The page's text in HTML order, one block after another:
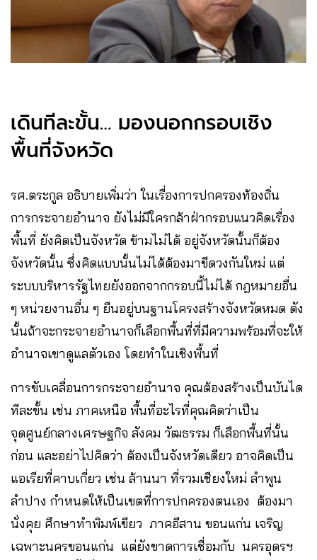
เดินทีละขั้น… มองนอกกรอบเชิง
พื้นที่จังหวัด
รศ.ตระกูล อธิบายเพิ่มว่า ในเรื่องการปกครองท้องถิ่น
การกระจายอำนาจ ยังไม่มีใครกล้าฝ่ากรอบแนวคิดเรื่อง
พื้นที่ ยังคิดเป็นจังหวัด ข้ามไม่ได้ อยู่จังหวัดนั้นก็ต้อง
จังหวัดนั้น ซึ่งคิดแบบนั้นไม่ได้ต้องมาขีดวงกันใหม่ แต่
ระบบบริหารรัฐไทยยังออกจากกรอบนี้ไม่ได้ กฎหมายอื่น
ๆ หน่วยงานอื่น ๆ ยืนอยู่บนฐานโครงสร้างจังหวัดหมด ดัง
นั้นถ้าจะกระจายอำนาจก็เลือกพื้นที่ที่มีความพร้อมที่จะให้
อำนาจเขาดูแลตัวเอง โดยทำในเชิงพื้นที่
การขับเคลื่อนการกระจายอำนาจ คุณต้องสร้างเป็นบันได
ทีละขั้น เช่น ภาคเหนือ พื้นที่อะไรที่คุณคิดว่าเป็น
จุดศูนย์กลางเศรษฐกิจ สังคม วัฒธรรม ก็เลือกพื้นที่นั้น
ก่อน และอย่าไปคิดว่า ต้องเป็นจังหวัดเดียว อาจคิดเป็น
แอเรียที่คาบเกี่ยว เช่น ล้านนา ที่รวมเชียงใหม่ ลำพูน
ลำปาง กำหนดให้เป็นเขตที่การปกครองตนเอง ต้องมา
นั่งคุย ศึกษาทำพิมพ์เขียว ภาคอีสาน ขอนแก่น เจริญ
เฉพาะนครขอนแก่น แต่ยังขาดการเชื่อมกับ นครอุดรฯ